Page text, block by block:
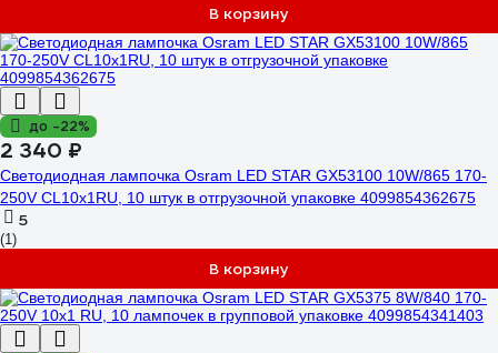
В корзину
до -22%
2 340 ₽
Светодиодная лампочка Osram LED STAR GX53100 10W/865 170-
250V CL10x1RU, 10 штук в отгрузочной упаковке 4099854362675
5
(1)
В корзину